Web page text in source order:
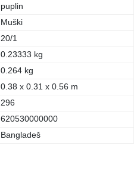
puplin
Muški
20/1
0.23333 kg
0.264 kg
0.38 x 0.31 x 0.56 m
296
620530000000
Bangladeš